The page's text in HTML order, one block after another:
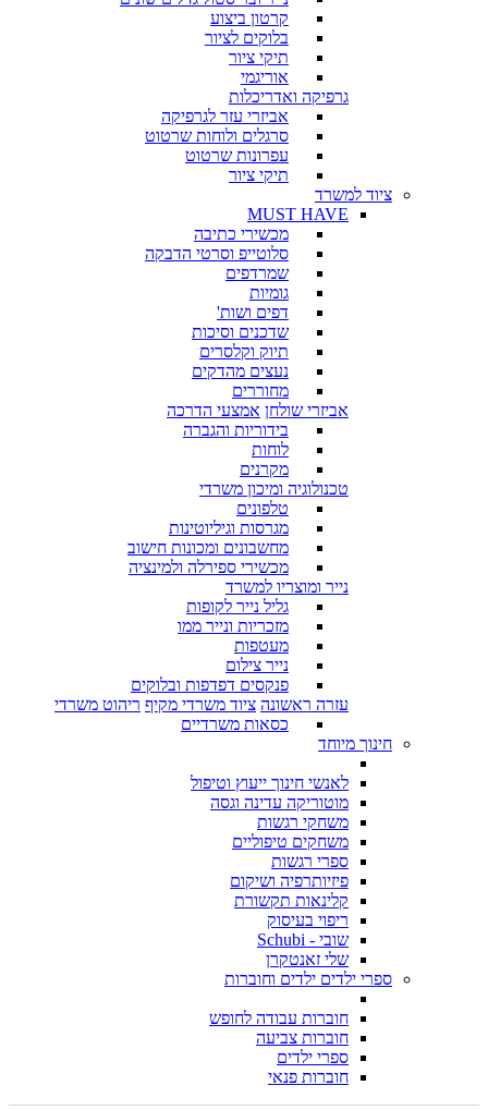
קרטון ביצוע
בלוקים לציור
תיקי ציור
אוריגמי
גרפיקה ואדריכלות
אביזרי עזר לגרפיקה
סרגלים ולוחות שרטוט
עפרונות שרטוט
תיקי ציור
ציוד למשרד
MUST HAVE
מכשירי כתיבה
סלוטייפ וסרטי הדבקה
שמרדפים
גומיות
דפים ושות'
שדכנים וסיכות
תיוק וקלסרים
נעצים מהדקים
מחוררים
אביזרי שולחן אמצעי הדרכה
בידוריות והגברה
לוחות
מקרנים
טכנולוגיה ומיכון משרדי
טלפונים
מגרסות וגיליוטינות
מחשבונים ומכונות חישוב
מכשירי ספירלה ולמינציה
נייר ומוצריו למשרד
גליל נייר לקופות
מזכריות ונייר ממו
מעטפות
נייר צילום
פנקסים דפדפות ובלוקים
עזרה ראשונה ציוד משרדי מקיף ריהוט משרדי
כסאות משרדיים
חינוך מיוחד
לאנשי חינוך ייעוץ וטיפול
מוטוריקה עדינה וגסה
משחקי רגשות
משחקים טיפוליים
ספרי רגשות
פיזיותרפיה ושיקום
קלינאות תקשורת
ריפוי בעיסוק
שובי - Schubi
שלי זאנטקרן
ספרי ילדים ילדים וחוברות
חוברות עבודה לחופש
חוברות צביעה
ספרי ילדים
חוברות פנאי